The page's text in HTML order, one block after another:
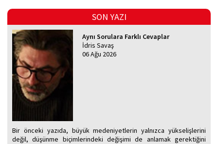
SON YAZI
Aynı Sorulara Farklı Cevaplar
İdris Savaş
06 Ağu 2026
Bir önceki yazıda, büyük medeniyetlerin yalnızca yükselişlerini
değil, düşünme biçimlerindeki değişimi de anlamak gerektiğini